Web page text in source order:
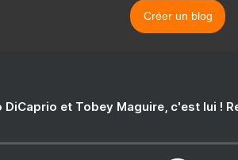
Créer un blog
DiCaprio et Tobey Maguire, c'est lui !